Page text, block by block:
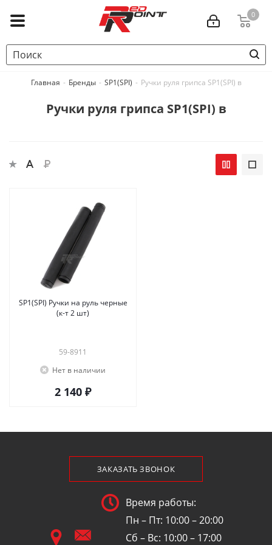
0
Главная - Бренды - SP1(SPI) - Ручки руля грипса SP1(SPI) в
Ручки руля грипса SP1(SPI) в
SP1(SPI) Ручки на руль черные
(к-т 2 шт)
59-8911
Нет в наличии
2 140 ₽
ЗАКАЗАТЬ ЗВОНОК
Время работы:
Пн – Пт: 10:00 – 20:00
Сб – Вс: 10:00 – 17:00